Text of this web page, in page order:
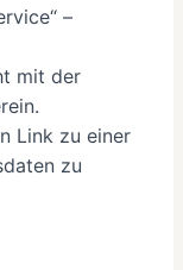
–
mit der
Link zu einer
zu